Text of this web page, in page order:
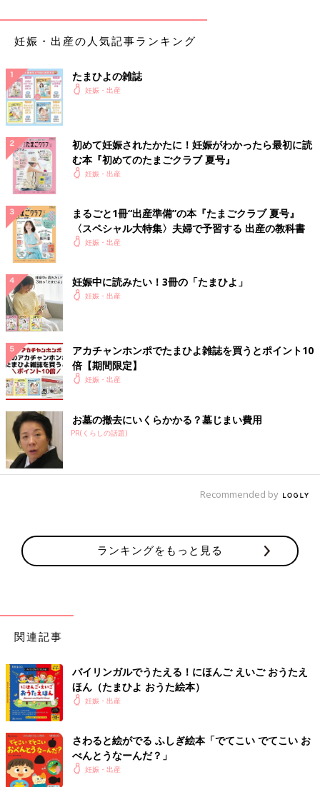
妊娠・出産の人気記事ランキング
たまひよの雑誌
妊娠・出産
初めて妊娠されたかたに！妊娠がわかったら最初に読
む本『初めてのたまごクラブ 夏号』
妊娠・出産
まるごと1冊“出産準備”の本『たまごクラブ 夏号』
〈スペシャル大特集〉夫婦で予習する 出産の教科書
妊娠・出産
妊娠中に読みたい！3冊の「たまひよ」
妊娠・出産
アカチャンホンポでたまひよ雑誌を買うとポイント10
倍【期間限定】
妊娠・出産
お墓の撤去にいくらかかる？墓じまい費用
PR(くらしの話題)
Recommended by
ランキングをもっと見る
関連記事
バイリンガルでうたえる！にほんご えいご おうたえ
ほん（たまひよ おうた絵本）
妊娠・出産
さわると絵がでる ふしぎ絵本「でてこい でてこい お
べんとうなーんだ？」
妊娠・出産